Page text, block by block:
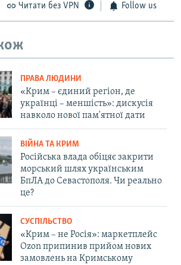
Читати без VPN Follow us
ПРАВА ЛЮДИНИ
«Крим – єдиний регіон, де
українці – меншість»: дискусія
навколо нової пам'ятної дати
ВІЙНА ТА КРИМ
Російська влада обіцяє закрити
морський шлях українським
БпЛА до Севастополя. Чи реально
це?
СУСПІЛЬСТВО
«Крим – не Росія»: маркетплейс
Ozon припинив прийом нових
замовлень на Кримському